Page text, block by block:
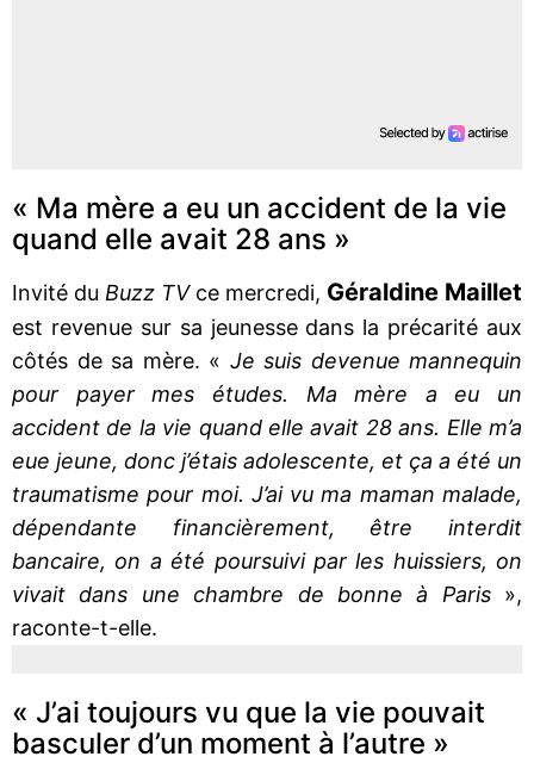
« Ma mère a eu un accident de la vie
quand elle avait 28 ans »
Invité du Buzz TVce mercredi, Géraldine Maillet
est revenue sur sa jeunesse dans la précarité aux
côtés de sa mère. « Je suis devenue mannequin
pour payer mes études. Ma mère a eu un
accident de la vie quand elle avait 28 ans. Elle m’a
eue jeune, donc j’étais adolescente, et ça a été un
traumatisme pour moi. J’ai vu ma maman malade,
dépendante financièrement, être interdit
bancaire, on a été poursuivi par les huissiers, on
vivait dans une chambre de bonne à Paris»,
raconte-t-elle.
« J’ai toujours vu que la vie pouvait
basculer d’un moment à l’autre »